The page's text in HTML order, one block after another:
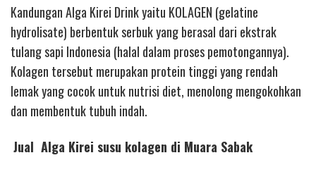
Kandungan Alga Kirei Drink yaitu KOLAGEN (gelatine
hydrolisate) berbentuk serbuk yang berasal dari ekstrak
tulang sapi Indonesia (halal dalam proses pemotongannya).
Kolagen tersebut merupakan protein tinggi yang rendah
lemak yang cocok untuk nutrisi diet, menolong mengokohkan
dan membentuk tubuh indah.
Jual Alga Kirei susu kolagen di Muara Sabak